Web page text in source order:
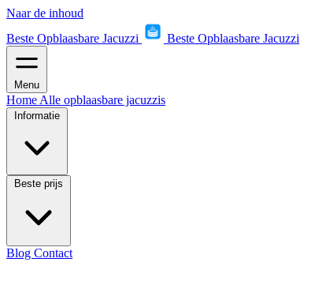
Naar de inhoud
Beste Opblaasbare Jacuzzi
Beste Opblaasbare Jacuzzi
Menu
Home Alle opblaasbare jacuzzis
Informatie
Beste prijs
Blog Contact